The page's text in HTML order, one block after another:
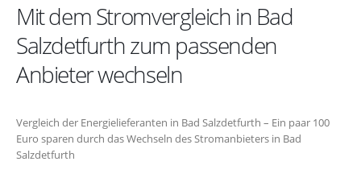
Mit dem Stromvergleich in Bad
Salzdetfurth zum passenden
Anbieter wechseln
Vergleich der Energielieferanten in Bad Salzdetfurth – Ein paar 100
Euro sparen durch das Wechseln des Stromanbieters in Bad
Salzdetfurth